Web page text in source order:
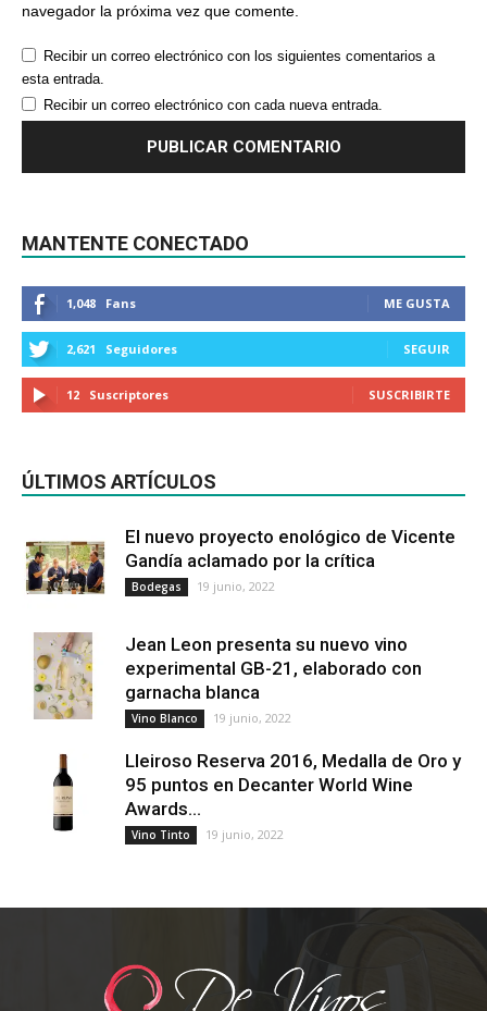
navegador la próxima vez que comente.
Recibir un correo electrónico con los siguientes comentarios a
esta entrada.
Recibir un correo electrónico con cada nueva entrada.
MANTENTE CONECTADO
1,048 Fans ME GUSTA
2,621 Seguidores SEGUIR
12 Suscriptores SUSCRIBIRTE
ÚLTIMOS ARTÍCULOS
El nuevo proyecto enológico de Vicente
Gandía aclamado por la crítica
Bodegas 19 junio, 2022
Jean Leon presenta su nuevo vino
experimental GB-21, elaborado con
garnacha blanca
Vino Blanco 19 junio, 2022
Lleiroso Reserva 2016, Medalla de Oro y
95 puntos en Decanter World Wine
Awards...
Vino Tinto 19 junio, 2022